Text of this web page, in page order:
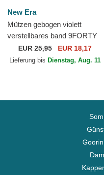
New Era
Mützen gebogen violett
verstellbares band 9FORTY
Core der 1K FC Kings
League von New Era
EUR25,95 EUR 18,17
Lieferung bis Dienstag, Aug. 11